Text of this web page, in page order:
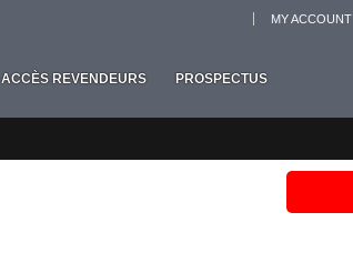
MY ACCOUNT
ACCÈS REVENDEURS PROSPECTUS